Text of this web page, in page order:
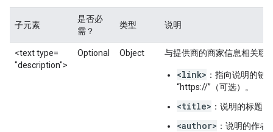
子元素
是否必
需？
类型 说明
<texttype=
"description">
Optional Object 与提供商的商家信息相关联
<link> ：指向说明的链
“https://”（可选）。
<title> ：说明的标题
<author> ：说明的作者